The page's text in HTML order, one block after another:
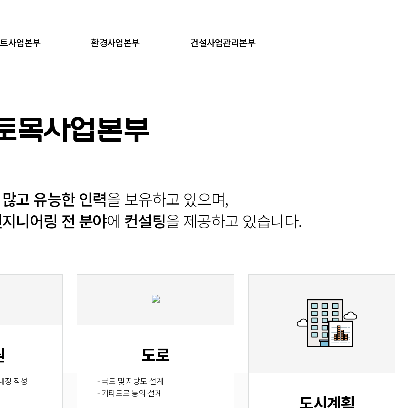
사업본부 환경사업본부 건설사업관리본부
목사업본부
고 유능한 인력을 보유하고 있으며,
니어링 전 분야에 컨설팅을 제공하고 있습니다.
장 작성
도로
- 국도 및 지방도 설계
- 기타도로 등의 설계
도시계획